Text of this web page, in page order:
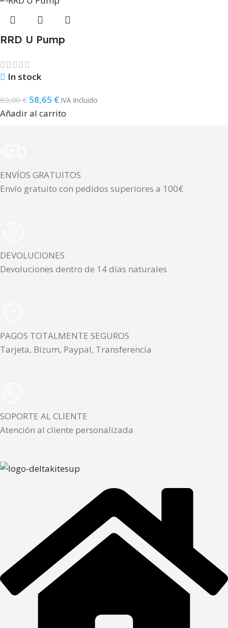
RRD U Pump
In stock
69,00€ 58,65 € IVA Incluido
Añadir al carrito
ENVÍOS GRATUITOS
Envío gratuito con pedidos superiores a 100€
DEVOLUCIONES
Devoluciones dentro de 14 días naturales
PAGOS TOTALMENTE SEGUROS
Tarjeta, Bizum, Paypal, Transferencia
SOPORTE AL CLIENTE
Atención al cliente personalizada